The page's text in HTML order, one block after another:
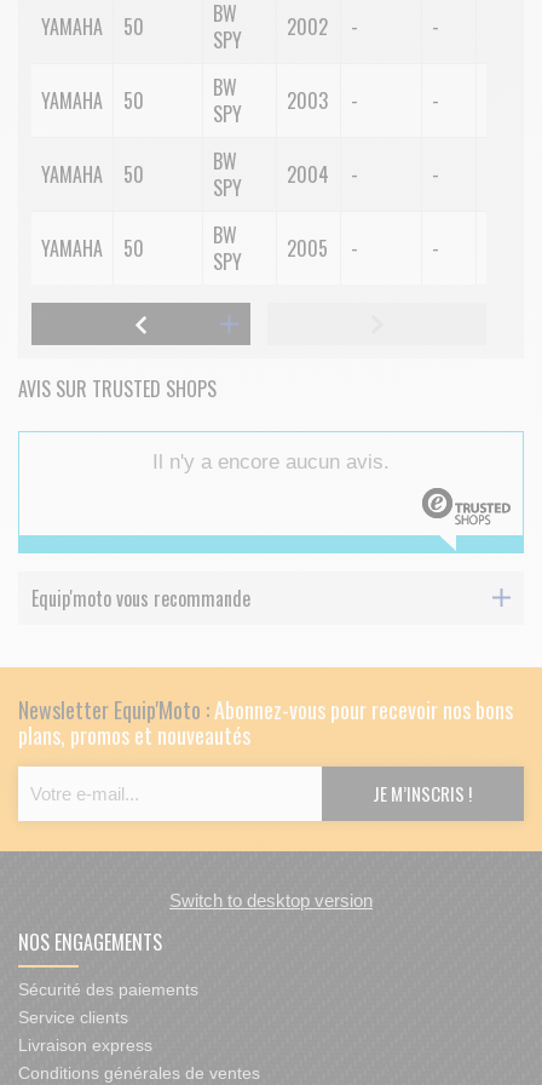
YAMAHA 50
BW
SPY
2002 - -
YAMAHA 50
BW
SPY
2003 - -
YAMAHA 50
BW
SPY
2004 - -
YAMAHA 50
BW
SPY
2005 - -
AVIS SUR TRUSTED SHOPS
Il n'y a encore aucun avis.
Equip'moto vous recommande
Newsletter Equip'Moto :Abonnez-vous pour recevoir nos bons
plans, promos et nouveautés
Switch to desktop version
NOS ENGAGEMENTS
Sécurité des paiements
Service clients
Livraison express
Conditions générales de ventes